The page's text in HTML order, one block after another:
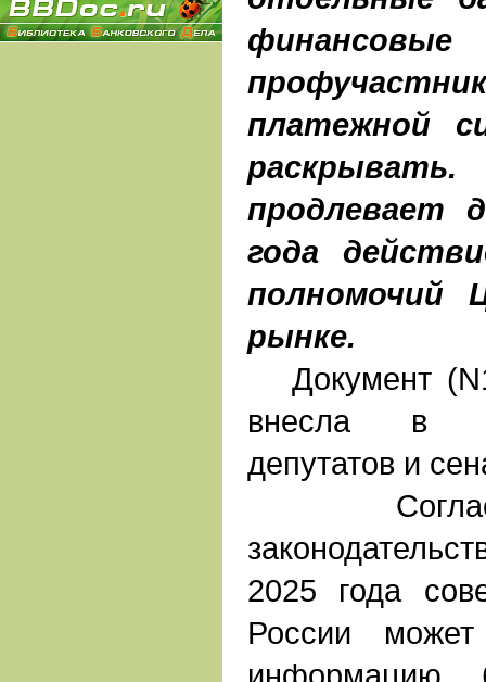
платежной
продлевает
года
полномочий
рынке.
Документ
внесла в
депутатов и
2025 года
России